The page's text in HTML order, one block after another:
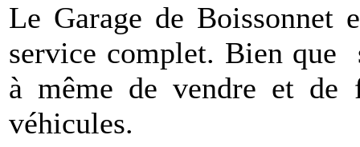
Le Garage de Boissonnet
service complet. Bien que
à même de vendre et de
véhicules.